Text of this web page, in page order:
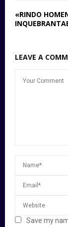
«RINDO
LEAVE A
Save my